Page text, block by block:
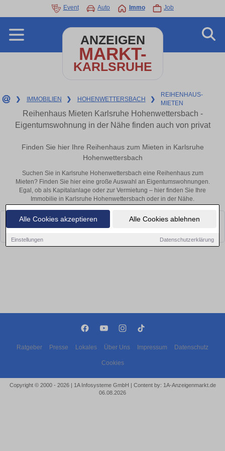
Alle Cookies akzeptieren Alle Cookies ablehnen
Einstellungen Datenschutzerklärung
Event Auto Immo Job
ANZEIGEN
MARKT-
KARLSRUHE
❯ IMMOBILIEN ❯ HOHENWETTERSBACH ❯
REIHENHAUS-
MIETEN
Reihenhaus Mieten Karlsruhe Hohenwettersbach -
Eigentumswohnung in der Nähe finden auch von privat
Finden Sie hier Ihre Reihenhaus zum Mieten in Karlsruhe
Hohenwettersbach
Suchen Sie in Karlsruhe Hohenwettersbach eine Reihenhaus zum
Mieten? Finden Sie hier eine große Auswahl an Eigentumswohnungen.
Egal, ob als Kapitalanlage oder zur Vermietung – hier finden Sie Ihre
Immobilie in Karlsruhe Hohenwettersbach oder in der Nähe.
Leider konnten wir derzeit keine passenden Objekte finden. Schauen Sie
Ratgeber Presse Lokales Über Uns Impressum Datenschutz
Cookies
Copyright © 2000 - 2026 | 1A Infosysteme GmbH | Content by: 1A-Anzeigenmarkt.de
06.08.2026